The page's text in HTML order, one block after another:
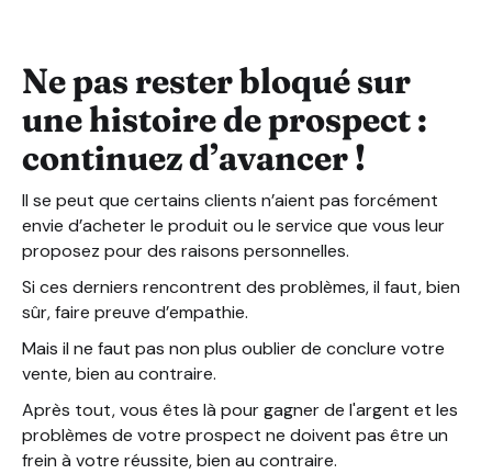
Ne pas rester bloqué sur
une histoire de prospect :
continuez d’avancer !
Il se peut que certains clients n’aient pas forcément
envie d’acheter le produit ou le service que vous leur
proposez pour des raisons personnelles.
Si ces derniers rencontrent des problèmes, il faut, bien
sûr, faire preuve d’empathie.
Mais il ne faut pas non plus oublier de conclure votre
vente, bien au contraire.
Après tout, vous êtes là pour gagner de l'argent et les
problèmes de votre prospect ne doivent pas être un
frein à votre réussite, bien au contraire.